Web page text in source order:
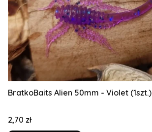
BratkoBaits Alien 50mm - Violet (1szt.)
Cena
2,70 zł